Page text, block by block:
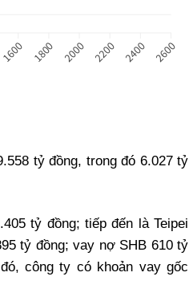
tỷ đồng, trong đó 6.027 tỷ
tỷ đồng; tiếp đến là Teipei
tỷ đồng; vay nợ SHB 610 tỷ
công ty có khoản vay gốc